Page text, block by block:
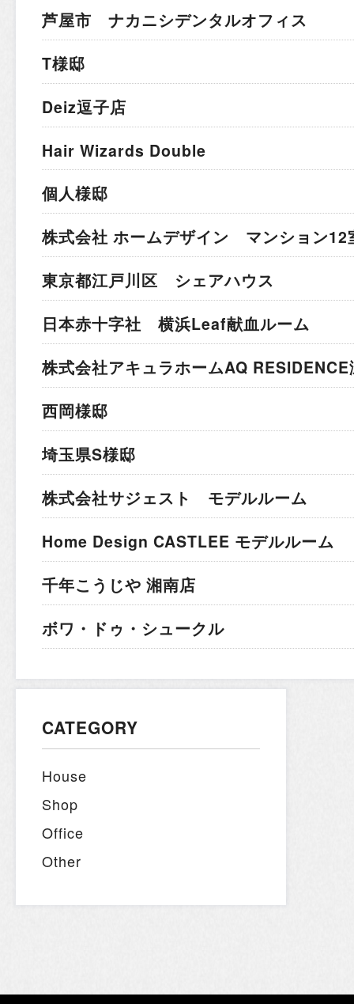
芦屋市 ナカニシデンタルオフィス
T様邸
Deiz逗子店
Hair Wizards Double
個人様邸
株式会社 ホームデザイン マンション12
東京都江戸川区 シェアハウス
日本赤十字社 横浜Leaf献血ルーム
株式会社アキュラホームAQ
西岡様邸
埼玉県S様邸
株式会社サジェスト モデルルーム
Home Design CASTLEE モデルルーム
千年こうじや 湘南店
ボワ・ドゥ・シュークル
CATEGORY
House
Shop
Office
Other